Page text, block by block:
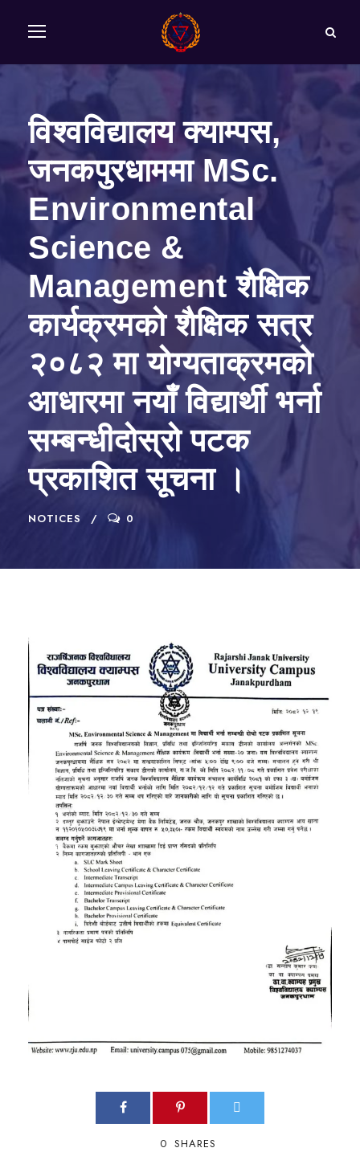
विश्वविद्यालय क्याम्पस,
जनकपुरधाममा MSc.
Environmental
Science &
Management शैक्षिक
कार्यक्रमको शैक्षिक सत्र
२०८२ मा योग्यताक्रमको
आधारमा नयाँ विद्यार्थी भर्ना
सम्बन्धीदोस्रो पटक
प्रकाशित सूचना ।
NOTICES 0
0 SHARES